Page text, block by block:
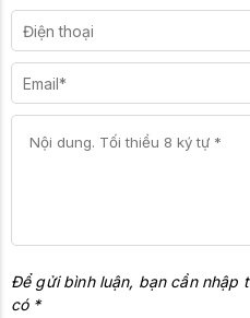
modular để đảm bảo ổn định và
Để gửi bình luận, bạn cần nhập
có *